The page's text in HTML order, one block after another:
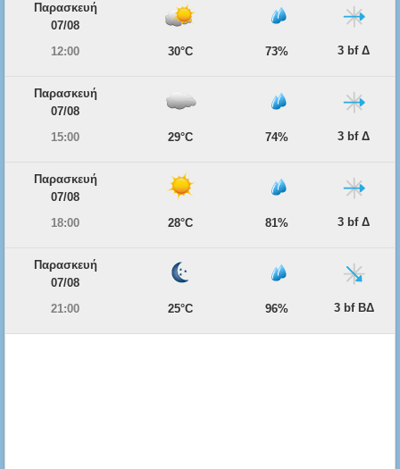
Παρασκευή
07/08
12:00
30°C 73% 3 bf Δ
Παρασκευή
07/08
15:00
29°C 74% 3 bf Δ
Παρασκευή
07/08
18:00
28°C 81% 3 bf Δ
Παρασκευή
07/08
21:00
25°C 96% 3 bf ΒΔ